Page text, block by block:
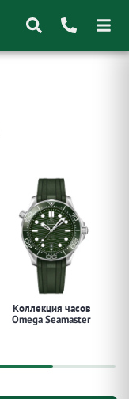
Коллекция часов
Omega Seamaster